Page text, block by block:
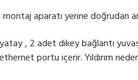
aparatı yerine doğrudan
, 2 adet dikey bağlantı
portu içerir. Yıldırım